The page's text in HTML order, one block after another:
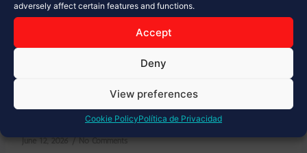
adversely affect certain features and functions.
Accept
Deny
View preferences
Cookie PolicyPolítica de Privacidad
Las 5 etapas de un Cargo Project: cómo
planificar operaciones logísticas de alta
complejidad con éxito
June 12, 2026 No Comments